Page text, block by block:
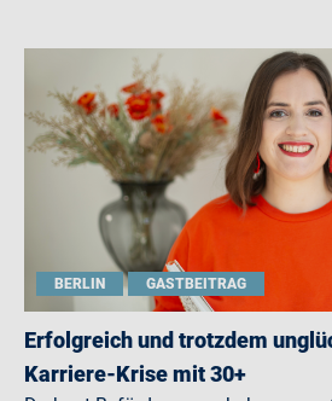
BERLIN GASTBEITRAG
Erfolgreich und trotzdem
Karriere-Krise mit 30+